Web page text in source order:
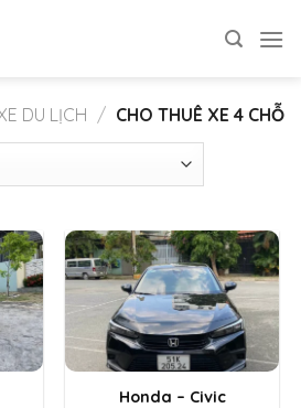
DU LỊCH / CHO THUÊ XE 4 CHỖ
Honda – Civic